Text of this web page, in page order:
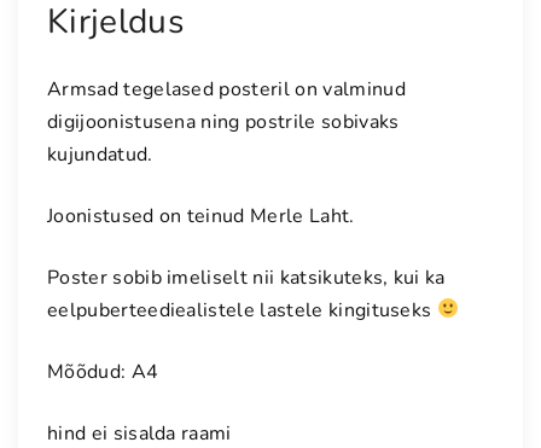
ä
i
e
p
r
n
s
e
s
k
Kirjeldus
Armsad tegelased posteril on valminud
digijoonistusena ning postrile sobivaks
kujundatud.
Joonistused on teinud Merle Laht.
Poster sobib imeliselt nii katsikuteks, kui ka
eelpuberteediealistele lastele kingituseks
Mõõdud: A4
hind ei sisalda raami